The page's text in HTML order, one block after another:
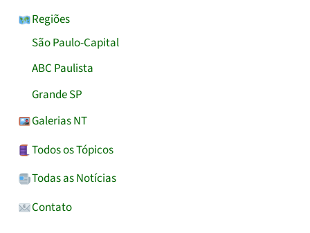
Regiões
São Paulo-Capital
ABC Paulista
Grande SP
Galerias NT
Todos os Tópicos
Todas as Notícias
Contato